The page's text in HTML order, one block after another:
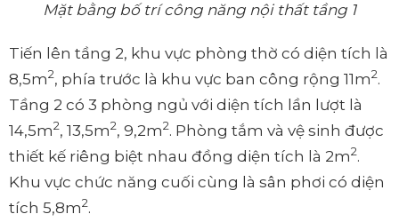
Mặt bằng bố trí công năng nội thất tầng 1
Tiến lên tầng 2, khu vực phòng thờ có diện tích là
8,5m2, phía trước là khu vực ban công rộng 11m2.
Tầng 2 có 3 phòng ngủ với diện tích lần lượt là
14,5m2, 13,5m2, 9,2m2. Phòng tắm và vệ sinh được
thiết kế riêng biệt nhau đồng diện tích là 2m2.
Khu vực chức năng cuối cùng là sân phơi có diện
tích 5,8m2.